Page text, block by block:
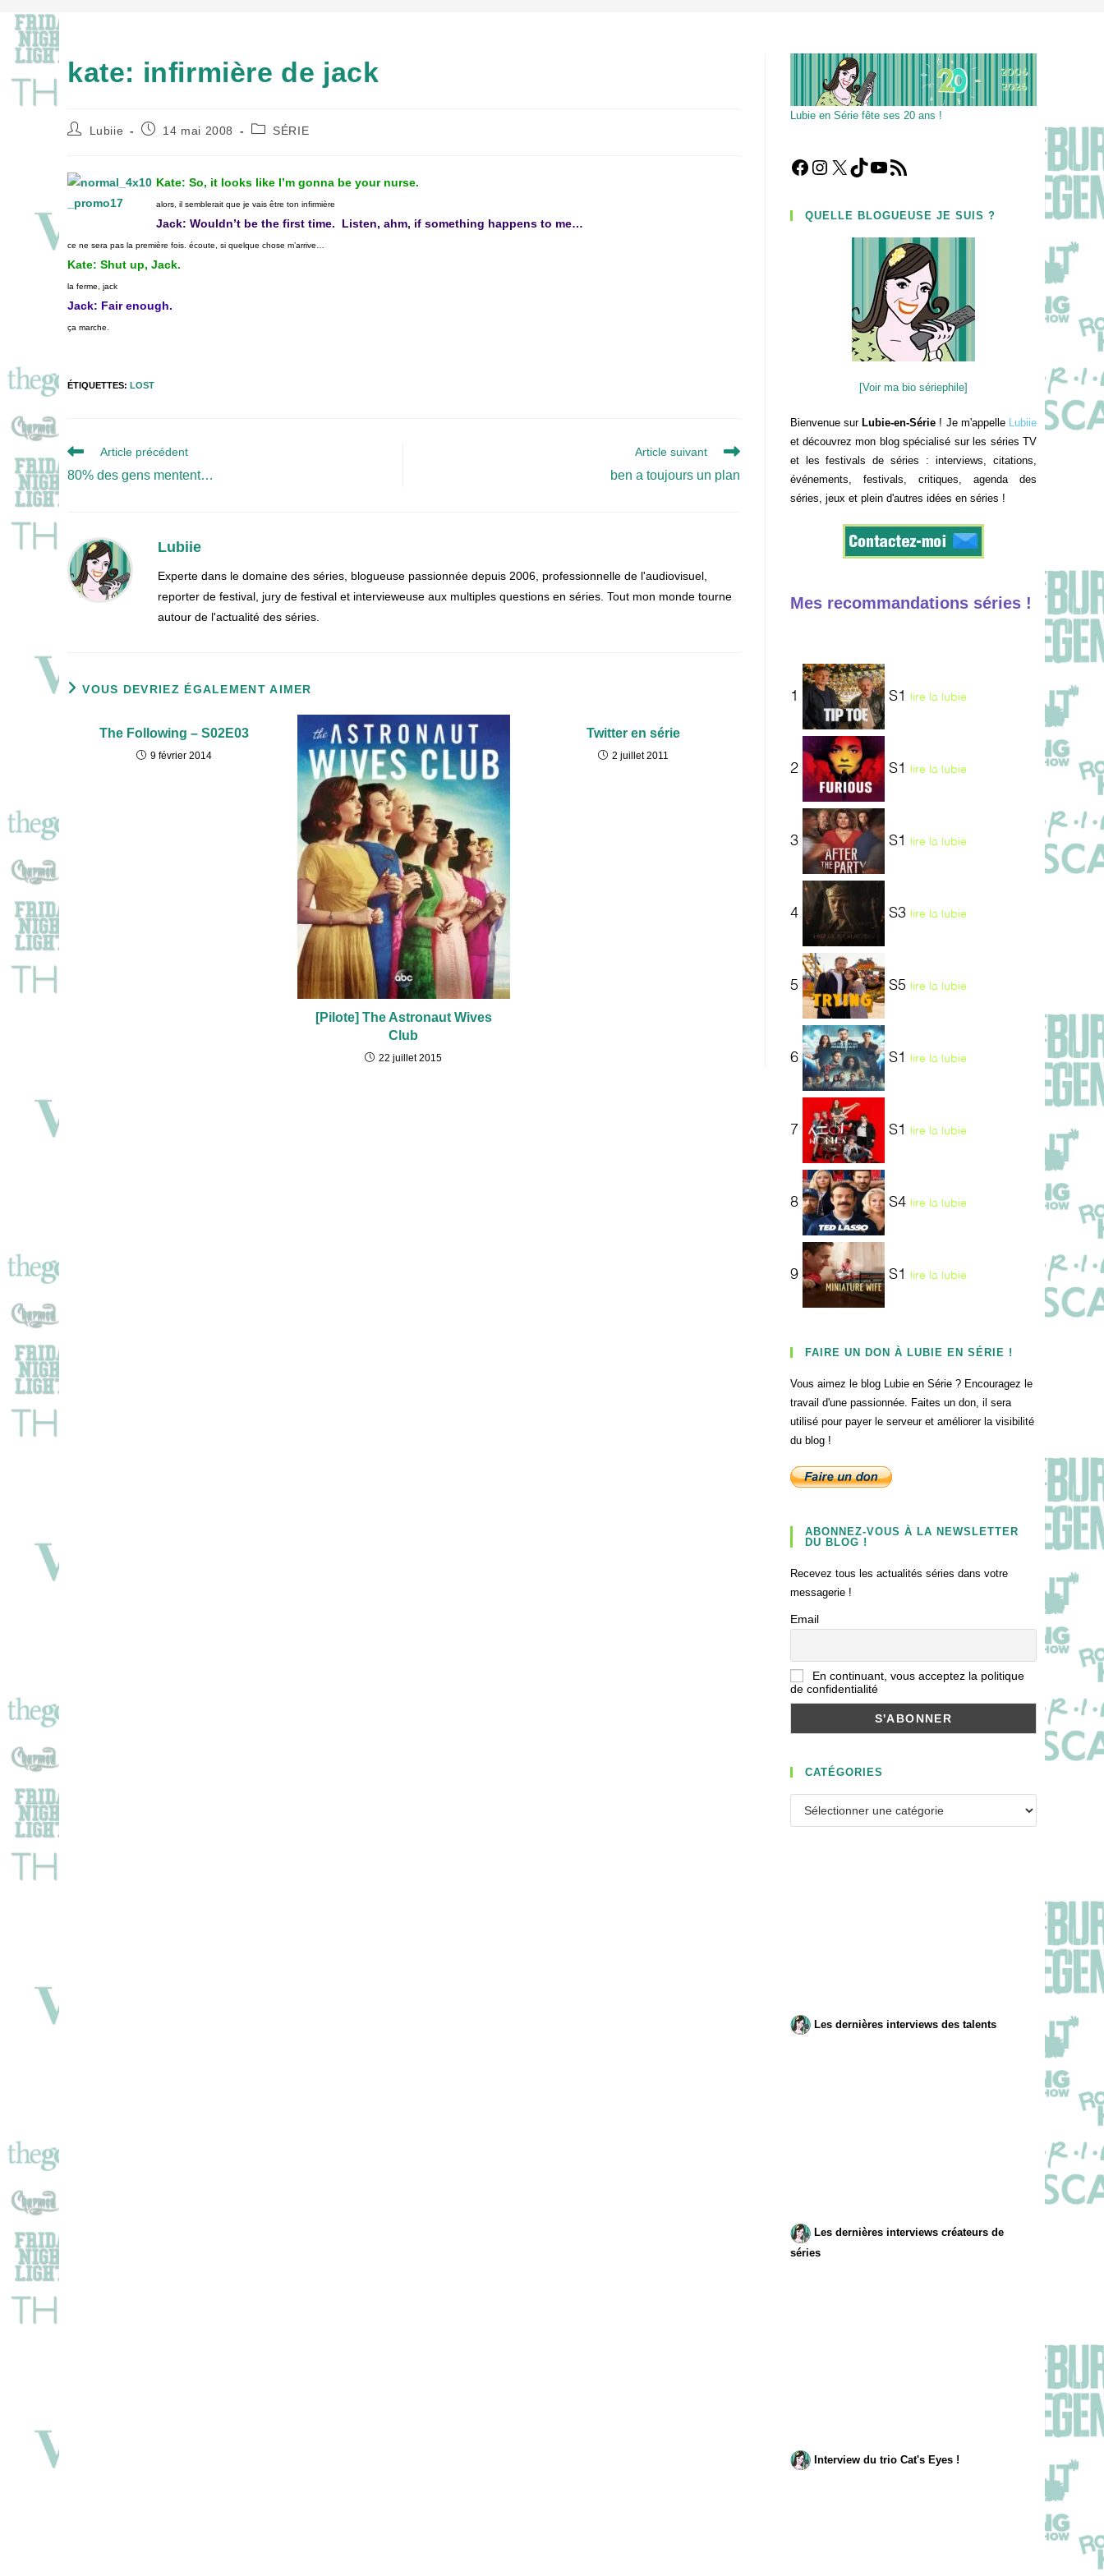
kate: infirmière de jack
Auteur/autrice
publication :
Lubiie
Publication
14 mai 2008
PostSÉRIE
Kate: So, it looks like I’m gonna be your nurse.
alors, il semblerait que je vais être ton infirmière
Jack: Wouldn’t be the first time. Listen, ahm, if something happens to me…
ce ne sera pas la première fois. écoute, si quelque chose m’arrive…
Kate: Shut up, Jack.
la ferme, jack
Jack: Fair enough.
ça marche.
ÉTIQUETTES: LOST
Read
articles
Article précédent
80% des gens mentent…
Article suivant
ben a toujours un plan
Lubiie
Experte dans le domaine des séries, blogueuse passionnée depuis 2006, professionnelle de l'audiovisuel,
reporter de festival, jury de festival et intervieweuse aux multiples questions en séries. Tout mon monde tourne
autour de l'actualité des séries.
VOUS DEVRIEZ ÉGALEMENT AIMER
The Following – S02E03
9 février 2014
[Pilote] The Astronaut Wives
Club
22 juillet 2015
Twitter en série
2 juillet 2011
Lubie en Série fête ses 20 ans !
Facebook
Instagram
X TikTokYouTube
Flux RSS
QUELLE BLOGUEUSE JE SUIS ?
[Voir ma bio sériephile]
Bienvenue sur Lubie-en-Série ! Je m'appelle Lubiie
et découvrez mon blog spécialisé sur les séries TV
et les festivals de séries : interviews, citations,
événements, festivals, critiques, agenda des
séries, jeux et plein d'autres idées en séries !
Mes recommandations séries !
1 S1 lire la lubie
2 S1 lire la lubie
3 S1 lire la lubie
4 S3 lire la lubie
5 S5 lire la lubie
6 S1 lire la lubie
7 S1 lire la lubie
8 S4 lire la lubie
9 S1 lire la lubie
FAIRE UN DON À LUBIE EN SÉRIE !
Vous aimez le blog Lubie en Série ? Encouragez le
travail d'une passionnée. Faites un don, il sera
utilisé pour payer le serveur et améliorer la visibilité
du blog !
ABONNEZ-VOUS À LA NEWSLETTER
DU BLOG !
Recevez tous les actualités séries dans votre
messagerie !
Email
En continuant, vous acceptez la politique
de confidentialité
CATÉGORIES
Les dernières interviews des talents
Les dernières interviews créateurs de
séries
Interview du trio Cat's Eyes !